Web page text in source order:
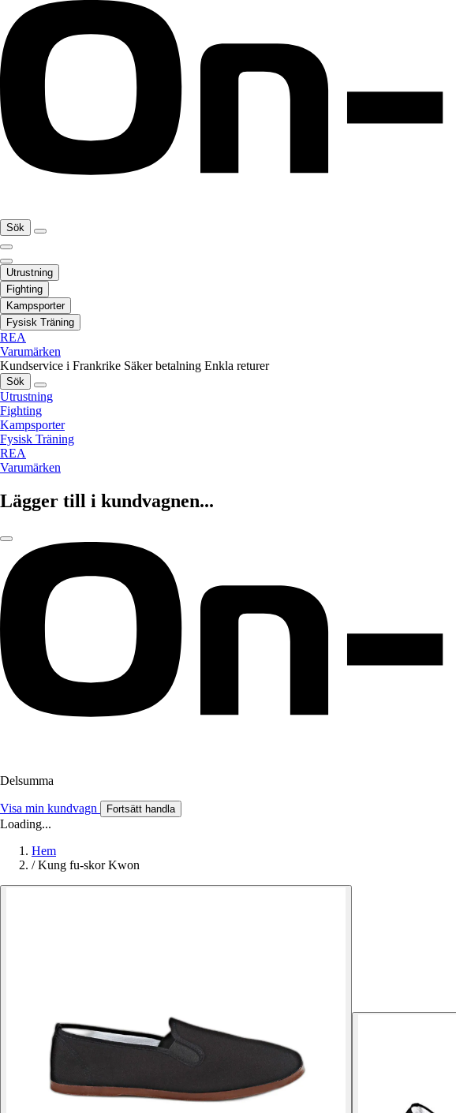
Sök
Utrustning
Fighting
Kampsporter
Fysisk Träning
REA
Varumärken
Kundservice i Frankrike Säker betalning Enkla returer
Sök
Utrustning
Fighting
Kampsporter
Fysisk Träning
REA
Varumärken
Lägger till i kundvagnen...
Delsumma
Visa min kundvagn Fortsätt handla
Loading...
Hem
/ Kung fu-skor Kwon